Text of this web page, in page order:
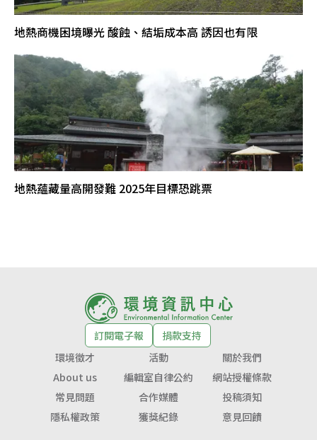
地熱商機困境曝光 酸蝕、結垢成本高 誘因也有限
地熱蘊藏量高開發難 2025年目標恐跳票
訂閱電子報
捐款支持
環境徵才
活動
關於我們
About us
編輯室自律公約
網站授權條款
常見問題
合作媒體
投稿須知
隱私權政策
獲獎紀錄 意見回饋